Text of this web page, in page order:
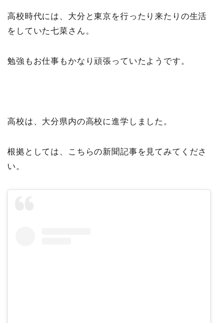
高校時代には、大分と東京を行ったり来たりの生活
をしていた七菜さん。
勉強もお仕事もかなり頑張っていたようです。
高校は、大分県内の高校に進学しました。
根拠としては、こちらの新聞記事を見てみてくださ
い。